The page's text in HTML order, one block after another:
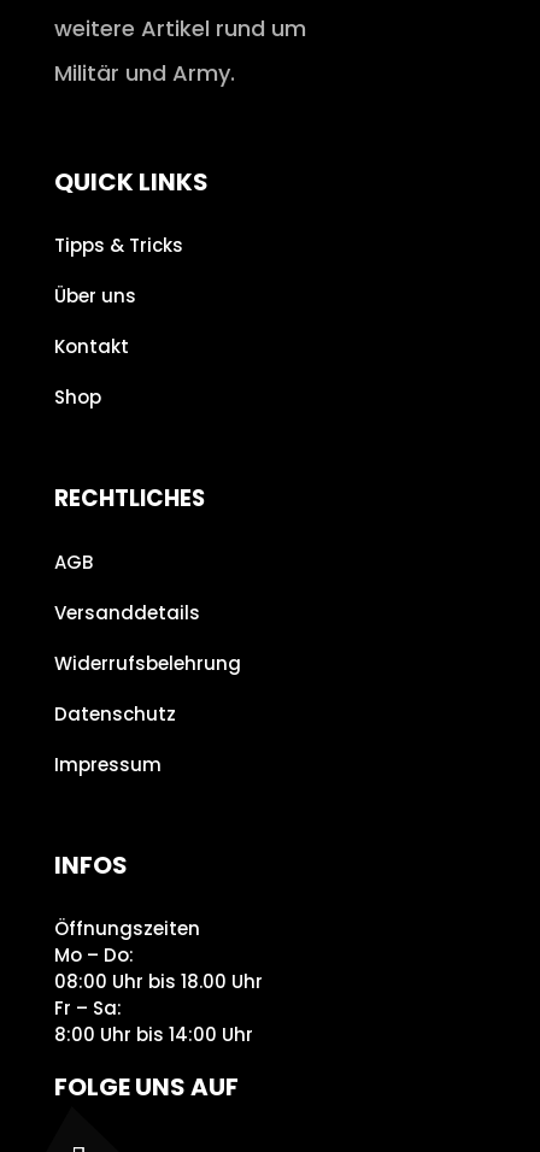
weitere Artikel rund um
Militär und Army.
QUICK LINKS
Tipps & Tricks
Über uns
Kontakt
Shop
RECHTLICHES
AGB
Versanddetails
Widerrufsbelehrung
Datenschutz
Impressum
INFOS
Öffnungszeiten
Mo – Do:
08:00 Uhr bis 18.00 Uhr
Fr – Sa:
8:00 Uhr bis 14:00 Uhr
FOLGE UNS AUF